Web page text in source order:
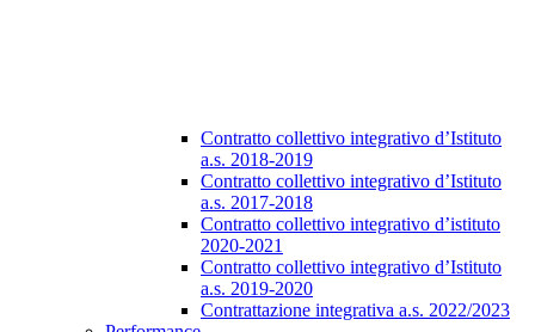
Contratto collettivo integrativo d’Istituto
a.s. 2018-2019
Contratto collettivo integrativo d’Istituto
a.s. 2017-2018
Contratto collettivo integrativo d’istituto
2020-2021
Contratto collettivo integrativo d’Istituto
a.s. 2019-2020
Contrattazione integrativa a.s. 2022/2023